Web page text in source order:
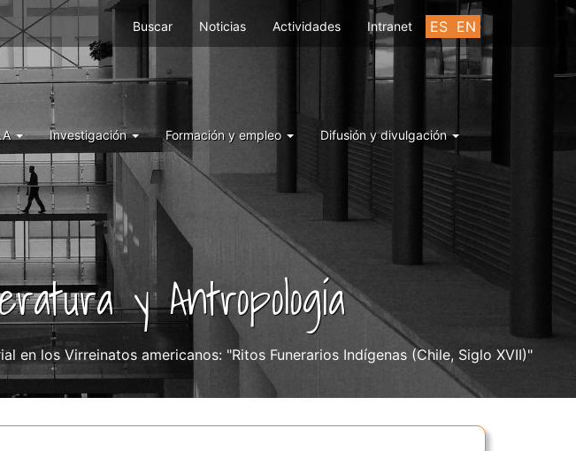
ES EN
Menu
right
ILLA
Buscar Noticias Actividades Intranet
Investigación Formación y empleo Difusión y divulgación
y Antropología
en los Virreinatos americanos: "Ritos Funerarios Indígenas (Chile, Siglo XVII)"